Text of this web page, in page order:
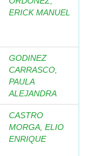
ERICK MANUEL
GODINEZ
CARRASCO,
PAULA
ALEJANDRA
CASTRO
MORGA, ELIO
ENRIQUE